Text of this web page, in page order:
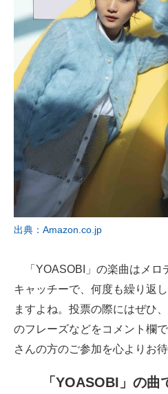
出典：Amazon.co.jp
「YOASOBI」の楽曲はメロ
キャッチーで、何度も繰り返
ますよね。投票の際にはぜひ
のフレーズなどをコメント欄
さんの方のご参加を心よりお
「YOASOBI」の